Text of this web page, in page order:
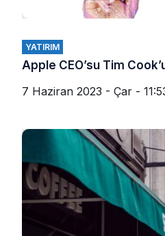
YATIRIM
Apple CEO’su Tim
7 Haziran 2023 - Çar -